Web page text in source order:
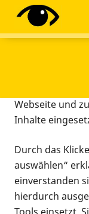
Diese
Tracking-Tools
Webseite und
Inhalte
Durch das
auswählen“
einverstanden
hierdurch